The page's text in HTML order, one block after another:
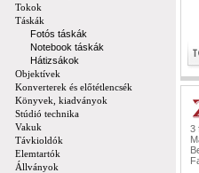
Tokok
Táskák
Fotós táskák
Notebook táskák
Hátizsákok
Objektívek
Konverterek és előtétlencsék
Könyvek, kiadványok
Stúdió technika
Vakuk
Távkioldók
Elemtartók
Állványok
3